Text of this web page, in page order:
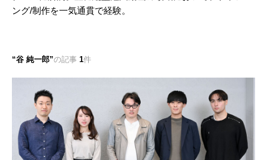
ング/制作を一気通貫で経験。
谷 純一郎 の記事 1件